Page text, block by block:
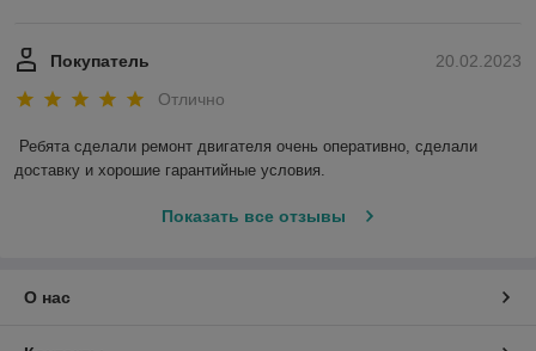
20.02.2023
Покупатель
Отлично
Ребята сделали ремонт двигателя очень оперативно, сделали
доставку и хорошие гарантийные условия.
Показать все отзывы
О нас